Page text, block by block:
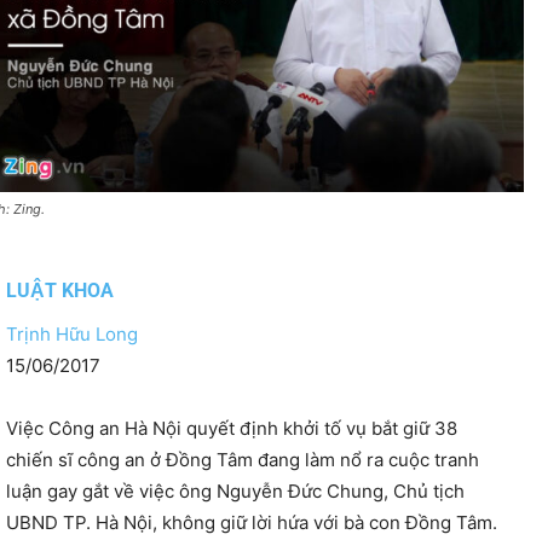
Zing.
LUẬT KHOA
Trịnh Hữu Long
15/06/2017
Việc Công an Hà Nội quyết định khởi tố vụ bắt giữ 38
chiến sĩ công an ở Đồng Tâm đang làm nổ ra cuộc tranh
luận gay gắt về việc ông Nguyễn Đức Chung, Chủ tịch
UBND TP. Hà Nội, không giữ lời hứa với bà con Đồng Tâm.